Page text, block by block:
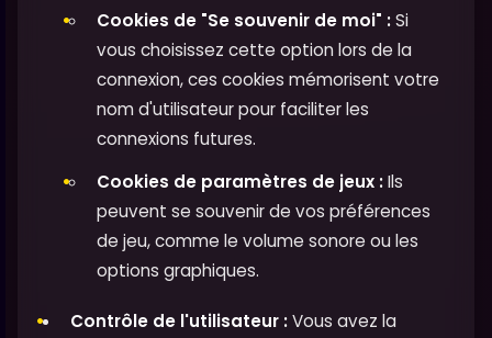
Cookies de "Se souvenir de moi" :Si
vous choisissez cette option lors de la
connexion, ces cookies mémorisent votre
nom d'utilisateur pour faciliter les
connexions futures.
Cookies de paramètres de jeux :Ils
peuvent se souvenir de vos préférences
de jeu, comme le volume sonore ou les
options graphiques.
Contrôle de l'utilisateur :Vous avez la